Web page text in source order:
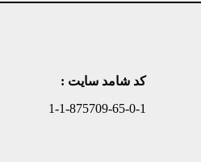
کد شامد سایت :
1-1-875709-65-0-1